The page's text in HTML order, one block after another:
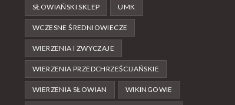
SŁOWIAŃSKI SKLEP UMK
WCZESNE ŚREDNIOWIECZE
WIERZENIA I ZWYCZAJE
WIERZENIA PRZEDCHRZEŚCIJAŃSKIE
WIERZENIA SŁOWIAN WIKINGOWIE